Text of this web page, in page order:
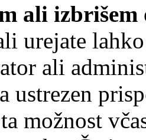
ali izbrišem
urejate
ali
ustrezen
možnost